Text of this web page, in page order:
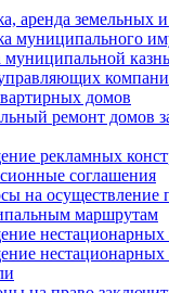
аренда земельных
муниципального
муниципальной
домов
ремонт домов
рекламных
соглашения
на осуществление
маршрутам
нестационарных
нестационарных